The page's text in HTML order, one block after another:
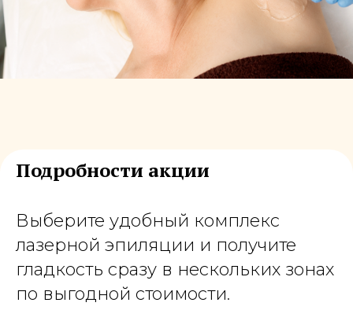
Подробности акции
Выберите удобный комплекс
лазерной эпиляции и получите
гладкость сразу в нескольких зонах
по выгодной стоимости.